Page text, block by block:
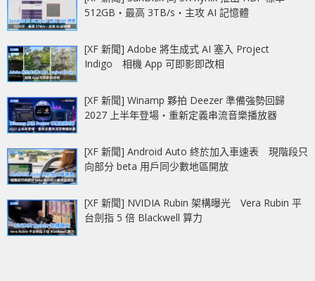
512GB‧最高 3TB/s‧主攻 AI 記憶體
[XF 新聞] Adobe 將生成式 AI 塞入 Project
Indigo 相機 App 可即影即改相
[XF 新聞] Winamp 夥拍 Deezer 準備強勢回歸
2027 上半年登場‧重新定義串流音樂播放器
[XF 新聞] Android Auto 終於加入車速表 現階段只
向部分 beta 用戶同少數地區開放
[XF 新聞] NVIDIA Rubin 架構曝光 Vera Rubin 平
台劍指 5 倍 Blackwell 算力